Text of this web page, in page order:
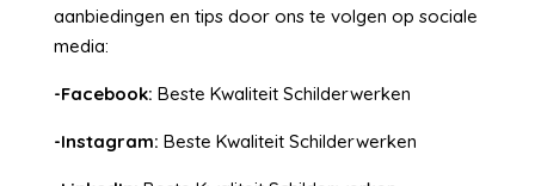
aanbiedingen en tips door ons te volgen op sociale
media:
-Facebook: Beste Kwaliteit Schilderwerken
-Instagram: Beste Kwaliteit Schilderwerken